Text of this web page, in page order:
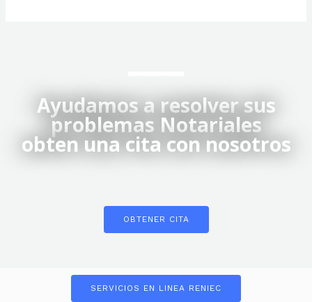
Ayudamos a resolver sus
problemas Notariales
obten una cita con nosotros
OBTENER CITA
SERVICIOS EN LINEA RENIEC